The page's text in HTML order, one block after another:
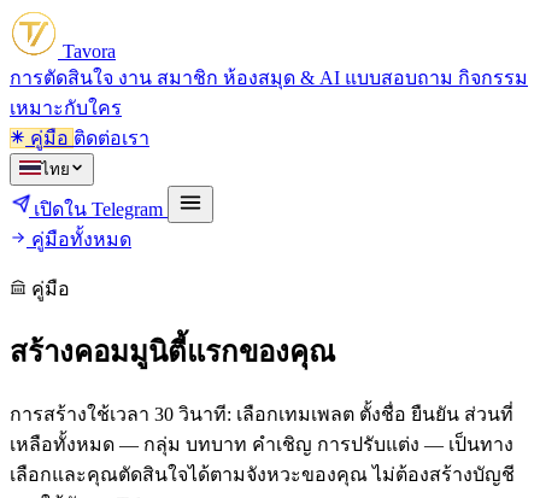
Tavora
การตัดสินใจ งาน สมาชิก ห้องสมุด & AI แบบสอบถาม กิจกรรม
เหมาะกับใคร
คู่มือ ติดต่อเรา
ไทย
เปิดใน Telegram
คู่มือทั้งหมด
คู่มือ
สร้างคอมมูนิตี้แรกของคุณ
การสร้างใช้เวลา 30 วินาที: เลือกเทมเพลต ตั้งชื่อ ยืนยัน ส่วนที่
เหลือทั้งหมด — กลุ่ม บทบาท คำเชิญ การปรับแต่ง — เป็นทาง
เลือกและคุณตัดสินใจได้ตามจังหวะของคุณ ไม่ต้องสร้างบัญชี